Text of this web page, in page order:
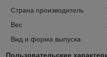
Страна производитель
Вес
Вид и форма выпуска
Пользовательские